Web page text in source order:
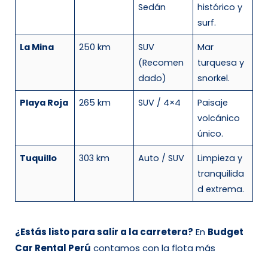
Sedán
histórico y
surf.
La Mina 250 km
SUV
(Recomen
dado)
Mar
turquesa y
snorkel.
Playa Roja 265 km SUV / 4×4
Paisaje
volcánico
único.
Tuquillo 303 km Auto / SUV
Limpieza y
tranquilida
d extrema.
¿Estás listo para salir a la carretera? En Budget
Car Rental Perú contamos con la flota más